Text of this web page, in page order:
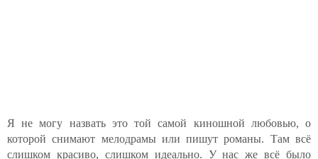
Я не могу назвать это той самой киношной любовью, о
которой снимают мелодрамы или пишут романы. Там всё
слишком красиво, слишком идеально. У нас же всё было